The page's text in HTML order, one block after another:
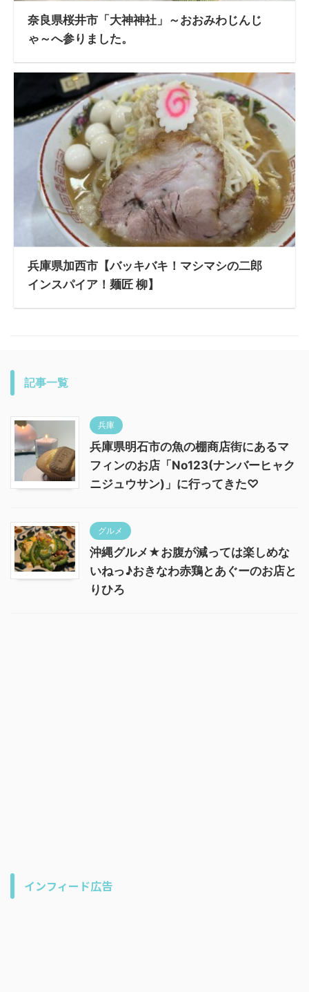
奈良県桜井市「大神神社」～おおみわじんじ
ゃ～へ参りました。
兵庫県加西市【バッキバキ！マシマシの二郎
インスパイア！麺匠 柳】
記事一覧
兵庫
兵庫県明石市の魚の棚商店街にあるマ
フィンのお店「No123(ナンバーヒャク
ニジュウサン)」に行ってきた♡
グルメ
沖縄グルメ★お腹が減っては楽しめな
いねっ♪おきなわ赤鶏とあぐーのお店と
りひろ
インフィード広告